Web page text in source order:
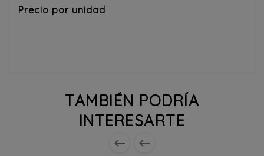
Precio por unidad
TAMBIÉN PODRÍA
INTERESARTE
 